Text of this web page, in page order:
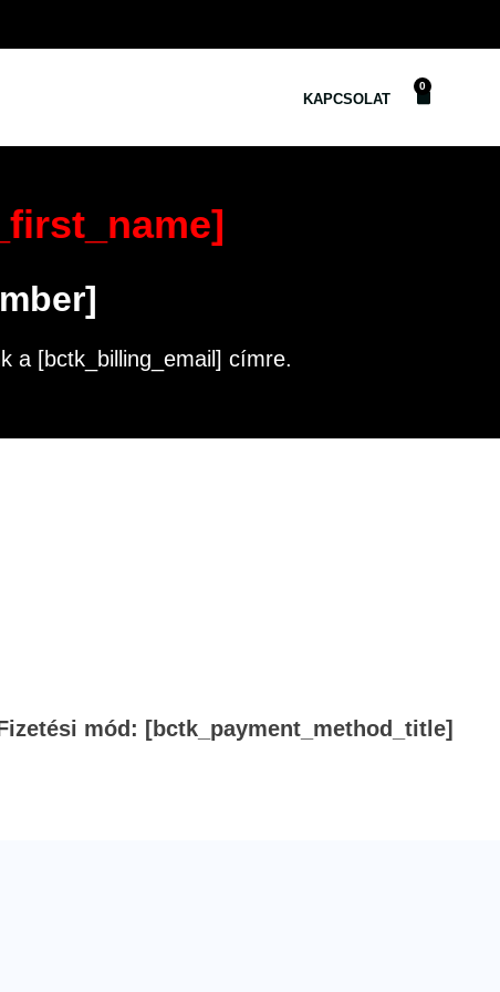
KAPCSOLAT
0
a [bctk_billing_email] címre.
mód: [bctk_payment_method_title]